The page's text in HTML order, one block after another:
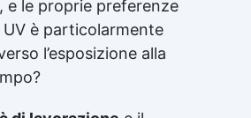
e le proprie preferenze
è particolarmente
l’esposizione alla